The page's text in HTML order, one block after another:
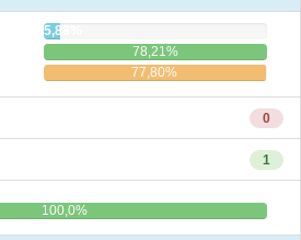
5,88%
78,21%
77,80%
0
1
100,0%